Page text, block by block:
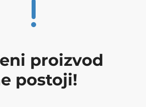
proizvod
postoji!